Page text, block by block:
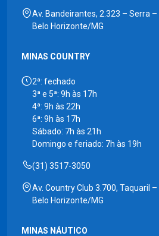
Av. Bandeirantes, 2.323 – Serra –
Belo Horizonte/MG
MINAS COUNTRY
2ª: fechado
3ª e 5ª: 9h às 17h
4ª: 9h às 22h
6ª: 9h às 17h
Sábado: 7h às 21h
Domingo e feriado: 7h às 19h
(31) 3517-3050
Av. Country Club 3.700, Taquaril –
Belo Horizonte/MG
MINAS NÁUTICO